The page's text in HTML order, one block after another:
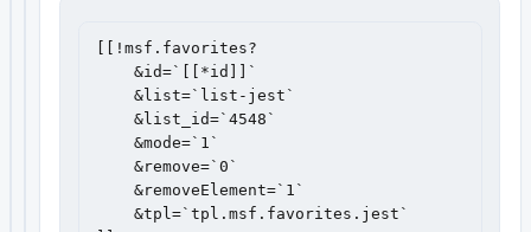
[[!msf.favorites?
    &id=`[[*id]]`
    &list=`list-jest`
    &list_id=`4548`
    &mode=`1`
    &remove=`0`
    &removeElement=`1`
    &tpl=`tpl.msf.favorites.jest`